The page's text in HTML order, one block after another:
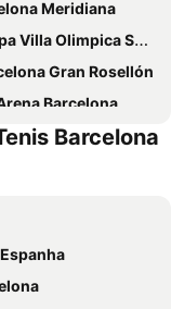
Meridiana
Villa Olimpica Suites
Gran Rosellón
Barcelona
Corts Spa
Barcelona Constanza
Barcelona